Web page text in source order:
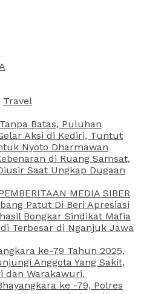
Travel
Batas, Puluhan
Aksi di Kediri, Tuntut
Nyoto Dharmawan
di Ruang Samsat,
Saat Ungkap Dugaan
MEDIA SIBER
Patut Di Beri Apresiasi
Bongkar Sindikat Mafia
Terbesar di Nganjuk Jawa
ke-79 Tahun 2025,
Anggota Yang Sakit,
dan Warakawuri.
ke -79, Polres